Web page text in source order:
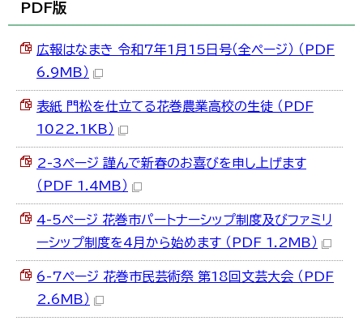
PDF版
広報はなまき 令和7年1月15日号（全ページ） （PDF
6.9MB）
表紙 門松を仕立てる花巻農業高校の生徒 （PDF
1022.1KB）
2-3ページ 謹んで新春のお喜びを申し上げます
（PDF 1.4MB）
4-5ページ 花巻市パートナーシップ制度及びファミリ
ーシップ制度を4月から始めます （PDF 1.2MB）
6-7ページ 花巻市民芸術祭 第18回文芸大会 （PDF
2.6MB）